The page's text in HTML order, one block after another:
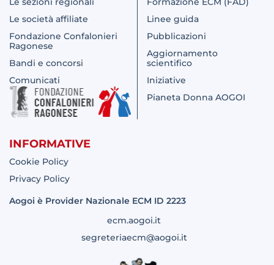
Le società affiliate
Fondazione Confalonieri
Ragonese
Bandi e concorsi
Comunicati
Linee guida
Pubblicazioni
Aggiornamento
scientifico
Iniziative
Pianeta Donna AOGOI
INFORMATIVE
Cookie Policy
Privacy Policy
Aogoi è Provider Nazionale ECM ID 2223
ecm.aogoi.it
segreteriaecm@aogoi.it